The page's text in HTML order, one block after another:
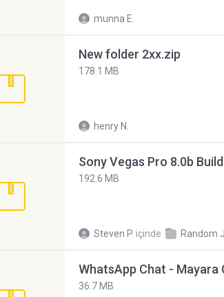
munna E.
New folder 2xx.zip
178.1 MB
henry N.
192.6 MB
Steven P. içinde Random
WhatsApp Chat - Mayara
36.7 MB